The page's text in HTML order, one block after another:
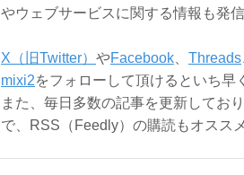
やウェブサービスに関する情報も発信
X（旧Twitter） やFacebook Threads
mixi2をフォローして頂けるといち早
また、毎日多数の記事を更新してお
で、RSS（Feedly）の購読もオスス